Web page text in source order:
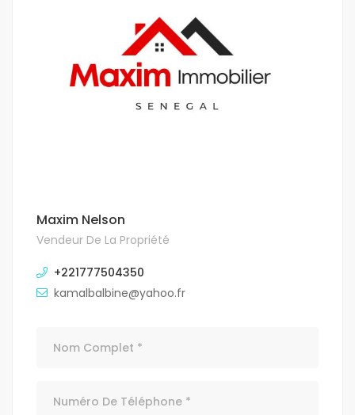
Maxim Nelson
Vendeur De La Propriété
+221777504350
kamalbalbine@yahoo.fr